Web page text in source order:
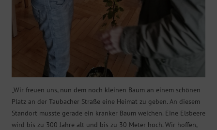
„Wir freuen uns, nun dem noch kleinen Baum an einem schönen
Platz an der Taubacher Straße eine Heimat zu geben. An diesem
Standort musste gerade ein kranker Baum weichen. Eine Elsbeere
wird bis zu 300 Jahre alt und bis zu 30 Meter hoch. Wir hoffen,